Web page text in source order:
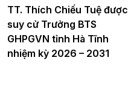
TT. Thích Chiếu Tuệ được
suy cử Trưởng BTS
GHPGVN tỉnh Hà Tĩnh
nhiệm kỳ 2026 – 2031